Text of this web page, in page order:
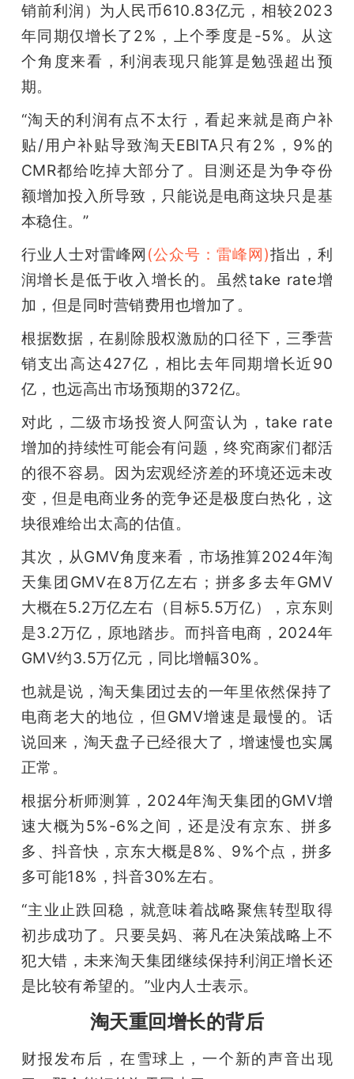
销前利润）为人民币610.83亿元，相较2023
年同期仅增长了2%，上个季度是-5%。从这
个角度来看，利润表现只能算是勉强超出预
期。
“淘天的利润有点不太行，看起来就是商户补
贴/用户补贴导致淘天EB­I­TA只有2%，9%的
CMR都给吃掉大部分了。目测还是为争夺份
额增加投入所导致，只能说是电商这块只是基
本稳住。”
行业人士对雷峰网 (公众号：雷峰网)指出，利
润增长是低于收入增长的。虽然take rate增
加，但是同时营销费用也增加了。
根据数据，在剔除股权激励的口径下，三季营
销支出高达427亿，相比去年同期增长近90
亿，也远高出市场预期的372亿。
对此，二级市场投资人阿蛮认为，take rate
增加的持续性可能会有问题，终究商家们都活
的很不容易。因为宏观经济差的环境还远未改
变，但是电商业务的竞争还是极度白热化，这
块很难给出太高的估值。
其次，从GMV角度来看，市场推算2024年淘
天集团GMV在8万亿左右；拼多多去年GMV
大概在5.2万亿左右（目标5.5万亿），京东则
是3.2万亿，原地踏步。而抖音电商，2024年
GMV约3.5万亿元，同比增幅30%。
也就是说，淘天集团过去的一年里依然保持了
电商老大的地位，但GMV增速是最慢的。话
说回来，淘天盘子已经很大了，增速慢也实属
正常。
根据分析师测算，2024年淘天集团的GMV增
速大概为5%-6%之间，还是没有京东、拼多
多、抖音快，京东大概是8%、9%个点，拼多
多可能18%，抖音30%左右。
“主业止跌回稳，就意味着战略聚焦转型取得
初步成功了。只要吴妈、蒋凡在决策战略上不
犯大错，未来淘天集团继续保持利润正增长还
是比较有希望的。”业内人士表示。
淘天重回增长的背后
财报发布后，在雪球上，一个新的声音出现